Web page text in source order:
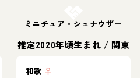
ミニチュア・シュナウザー
推定2020年頃生まれ / 関東
和歌 ♀